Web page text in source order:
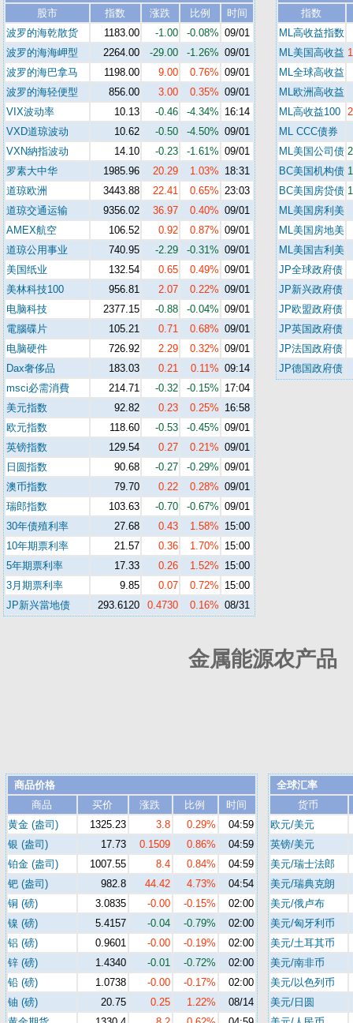
股市
指数 涨跌 比例
时间
波罗的海乾散货
1183.00 -1.00 -0.08% 09/01
波罗的海海岬型
2264.00 -29.00 -1.26% 09/01
波罗的海巴拿马
1198.00 9.00 0.76% 09/01
波罗的海轻便型
856.00 3.00 0.35% 09/01
VIX波动率
10.13 -0.46 -4.34% 16:14
VXD道琼波动
10.62 -0.50 -4.50% 09/01
VXN納指波动
14.10 -0.23 -1.61% 09/01
罗素大中华
1985.96 20.29 1.03% 18:31
道琼欧洲
3443.88 22.41 0.65% 23:03
道琼交通运输
9356.02 36.97 0.40% 09/01
AMEX航空
106.52 0.92 0.87% 09/01
道琼公用事业
740.95 -2.29 -0.31% 09/01
美国纸业
132.54 0.65 0.49% 09/01
美林科技100
956.81 2.07 0.22% 09/01
电脑科技
2377.15 -0.88 -0.04% 09/01
電腦碟片
105.21 0.71 0.68% 09/01
电脑硬件
726.92 2.29 0.32% 09/01
Dax奢侈品
183.03 0.21 0.11% 09:14
msci必需消費
214.71 -0.32 -0.15% 17:04
美元指数
92.82 0.23 0.25% 16:58
欧元指数
118.60 -0.53 -0.45% 09/01
英镑指数
129.54 0.27 0.21% 09/01
日圆指数
90.68 -0.27 -0.29% 09/01
澳币指数
79.70 0.22 0.28% 09/01
瑞郎指数
103.63 -0.70 -0.67% 09/01
30年债殖利率
27.68 0.43 1.58% 15:00
10年期票利率
21.57 0.36 1.70% 15:00
5年期票利率
17.33 0.26 1.52% 15:00
3月期票利率
9.85 0.07 0.72% 15:00
JP新兴當地债
293.6120 0.4730 0.16% 08/31
指数
ML高收益指数
ML美国高收益
ML全球高收益
ML欧洲高收益
ML高收益100
ML CCC债券
ML美国公司债
BC美国机构债
BC美国房贷债
ML美国房利美
ML美国房地美
ML美国吉利美
JP全球政府债
JP新兴政府债
JP欧盟政府债
JP英国政府债
JP法国政府债
JP德国政府债
金属能源农产
商品价格
商品
买价 涨跌 比例
时间
黄金 (盎司)
1325.23 3.8 0.29%
04:59
银 (盎司)
17.73 0.1509 0.86%
04:59
铂金 (盎司)
1007.55 8.4 0.84%
04:59
钯 (盎司)
982.8 44.42 4.73%
04:54
铜 (磅)
3.0835 -0.00 -0.15%
02:00
镍 (磅)
5.4157 -0.04 -0.79%
02:00
铝 (磅)
0.9601 -0.00 -0.19%
02:00
锌 (磅)
1.4340 -0.01 -0.72%
02:00
铅 (磅)
1.0738 -0.00 -0.17%
02:00
铀 (磅)
20.75 0.25 1.22%
08/14
全球汇率
货币
欧元/美元
英镑/美元
美元/瑞士法郎
美元/瑞典克朗
美元/俄卢布
美元/匈牙利币
美元/土耳其币
美元/南非币
美元/以色列币
美元/日圆